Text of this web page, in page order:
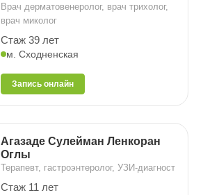
Врач дерматовенеролог, врач трихолог,
врач миколог
Стаж 39 лет
м. Сходненская
Запись онлайн
Агазаде Сулейман Ленкоран
Оглы
Терапевт, гастроэнтеролог, УЗИ-диагност
Стаж 11 лет